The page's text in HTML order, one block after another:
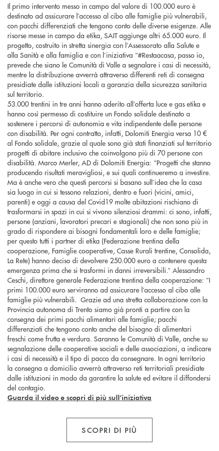
Il primo intervento messo in campo del valore di 100.000 euro è
destinato ad assicurare l’accesso al cibo alle famiglie più vulnerabili,
con pacchi differenziati che tengono conto delle diverse esigenze. Alle
risorse messe in campo da etika, SAIT aggiunge altri 65.000 euro. Il
progetto, costruito in stretta sinergia con l’Assessorato alla Salute e
alla Sanità e alla famiglia e con l’iniziativa “#Restaacasa, passo io,
prevede che siano le Comunità di Valle a segnalare i casi di necessità,
mentre la distribuzione avverrà attraverso differenti reti di consegna
presidiate dalle istituzioni locali a garanzia della sicurezza sanitaria
sul territorio.
53.000 trentini in tre anni hanno aderito all’offerta luce e gas etika e
hanno così permesso di costituire un Fondo solidale destinato a
sostenere i percorsi di autonomia e vita indipendente delle persone
con disabilità. Per ogni contratto, infatti, Dolomiti Energia versa 10 €
al Fondo solidale, grazie al quale sono già stati finanziati sul territorio
progetti di abitare inclusivo che coinvolgono più di 70 persone con
disabilità. Marco Merler, AD di Dolomiti Energia: “Progetti che stanno
producendo risultati meravigliosi, e sui quali continueremo a investire.
Ma è anche vero che questi percorsi si basano sull’idea che la casa
sia luogo in cui si tessono relazioni, dentro e fuori (vicini, amici,
parenti) e oggi a causa del Covid19 molte abitazioni rischiano di
trasformarsi in spazi in cui si vivono silenziosi drammi: ci sono, infatti,
persone (anziani, lavoratori precari e stagionali) che non sono più in
grado di rispondere ai bisogni fondamentali loro e delle famiglie;
per questo tutti i partner di etika (Federazione trentina della
cooperazione, Famiglie cooperative, Casse Rurali trentine, Consolida,
La Rete) hanno deciso di devolvere 250.000 euro a contenere questa
emergenza prima che si trasformi in danni irreversibili.” Alessandro
Ceschi, direttore generale Federazione trentina della cooperazione: “I
primi 100.000 euro serviranno ad assicurare l’accesso al cibo alle
famiglie più vulnerabili. Grazie ad una stretta collaborazione con la
Provincia autonoma di Trento siamo già pronti a partire con la
consegna dei primi pacchi alimentari alle famiglie; pacchi
differenziati che tengono conto anche del bisogno di alimentari
freschi come frutta e verdura. Saranno le Comunità di Valle, anche su
segnalazione delle cooperative sociali e delle associazioni, a indicare
i casi di necessità e il tipo di pacco da consegnare. In ogni territorio
la consegna a domicilio avverrà attraverso reti territoriali presidiate
dalle istituzioni in modo da garantire la salute ed evitare il diffondersi
del contagio.
Guarda il video e scopri di più sull’iniziativa
SCOPRI DI PIÙ